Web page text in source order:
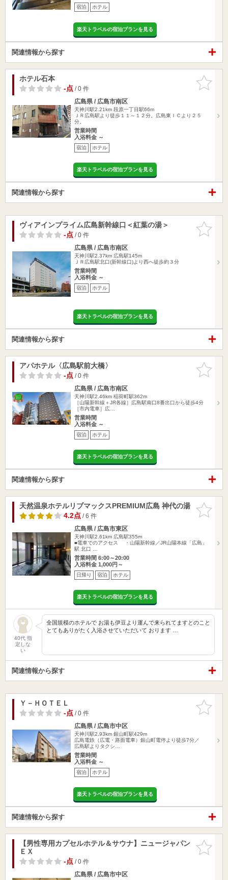
宿泊 ホテル
楽天トラベルの宿泊プランを見る
関連情報から探す
お気に入
りに追加
ホテル石本
-点/ 0 件
広島県 / 広島市南区
天神川駅2.21km 段原一丁目駅66m
ＪＲ広島駅より徒歩１１～１２分。広島東ＩＣより２５
分。
営業時間
入浴料金 ～
宿泊 ホテル
楽天トラベルの宿泊プランを見る
関連情報から探す
お気に入
りに追加
ヴィアインプライム広島新幹線口＜紅葉の湯＞
-点/ 0 件
広島県 / 広島市南区
天神川駅2.37km 広島駅145m
ＪＲ広島駅北口(新幹線口)より西へ徒歩約３分
営業時間
入浴料金 ～
宿泊 ホテル
楽天トラベルの宿泊プランを見る
関連情報から探す
お気に入
りに追加
アパホテル〈広島駅前大橋〉
-点/ 0 件
広島県 / 広島市南区
天神川駅2.46km 稲荷町駅362m
［山陽新幹線＋JR各線］広島駅南口8番出口から徒歩4分
［市内電車］広…
営業時間
入浴料金 ～
宿泊 ホテル
楽天トラベルの宿泊プランを見る
関連情報から探す
お気に入
りに追加
天然温泉ホテルリブマックスPREMIUM広島 神代の湯
4.2点/ 6 件
広島県 / 広島市東区
天神川駅2.61km 広島駅355m
■電車でのアクセス ・山陽新幹線／JR山陽本線「広島」
駅 北口 …
営業時間 6:00～20:00
入浴料金 1,000円～
日帰り 宿泊 ホテル
楽天トラベルの宿泊プランを見る
40代 指
定しな
い
全国規模のホテルで お湯も伊豆より運んで来られてますとのこと
とてもありがたく入浴させていただいて おります …
関連情報から探す
お気に入
りに追加
Ｙ－ＨＯＴＥＬ
-点/ 0 件
広島県 / 広島市中区
天神川駅2.93km 銀山町駅429m
広島電鉄（広電・路面電車）銀山町電停より徒歩7分／
広島駅よりタクシ…
営業時間
入浴料金 ～
宿泊 ホテル
楽天トラベルの宿泊プランを見る
関連情報から探す
お気に入
りに追加
【男性専用カプセルホテル＆サウナ】ニュージャパン
ＥＸ
-点/ 0 件
広島県 / 広島市中区